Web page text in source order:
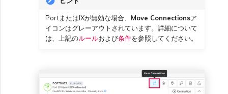
PortまたはIXが無効な場合、 Move Connectionsア
イコンはグレーアウトされています。詳細について
は、上記のルールおよび条件を参照してください。